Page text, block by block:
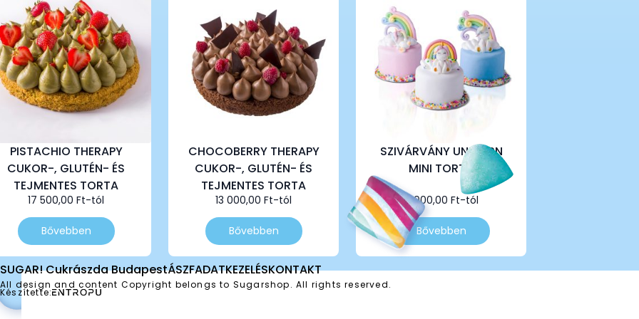
PISTACHIO THERAPY
CUKOR-, GLUTÉN- ÉS
TEJMENTES TORTA
17 500,00 Ft-tól
Bővebben
Ennek
a
terméknek
több
variációja
van.
A
CHOCOBERRY THERAPY
CUKOR-, GLUTÉN- ÉS
TEJMENTES TORTA
13 000,00 Ft-tól
Bővebben
Ennek
a
terméknek
több
variációja
SZIVÁRVÁNY UNIKORN
MINI TORTA
8 000,00 Ft-tól
Bővebben
Ennek
a
terméknek
több
SUGAR! Cukrászda BudapestÁSZFADATKEZELÉSKONTAKT
All design and content Copyright belongs to Sugarshop. All rights reserved.
Készítette: